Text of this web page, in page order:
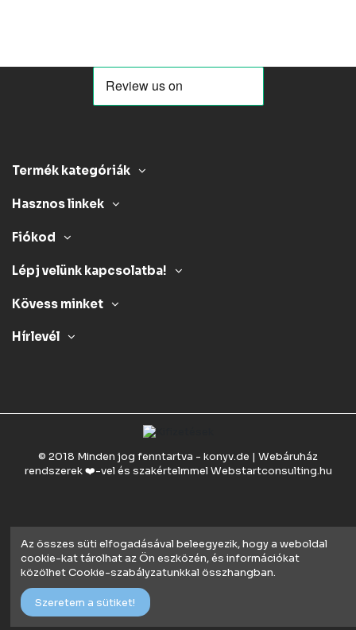
Termék kategóriák
Hasznos linkek
Fiókod
Lépj velünk kapcsolatba!
Kövess minket
Hírlevél
© 2018 Minden jog fenntartva - konyv.de | Webáruház
rendszerek ❤️-vel és szakértelmmel Webstartconsulting.hu
Az összes süti elfogadásával beleegyezik, hogy a weboldal
cookie-kat tárolhat az Ön eszközén, és információkat
közölhet Cookie-szabályzatunkkal összhangban.
Szeretem a sütiket!